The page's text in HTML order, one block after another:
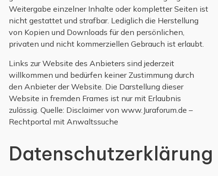
Weitergabe einzelner Inhalte oder kompletter Seiten ist
nicht gestattet und strafbar. Lediglich die Herstellung
von Kopien und Downloads für den persönlichen,
privaten und nicht kommerziellen Gebrauch ist erlaubt.
Links zur Website des Anbieters sind jederzeit
willkommen und bedürfen keiner Zustimmung durch
den Anbieter der Website. Die Darstellung dieser
Website in fremden Frames ist nur mit Erlaubnis
zulässig. Quelle: Disclaimer von www.Juraforum.de –
Rechtportal mit Anwaltssuche
Datenschutzerklärung